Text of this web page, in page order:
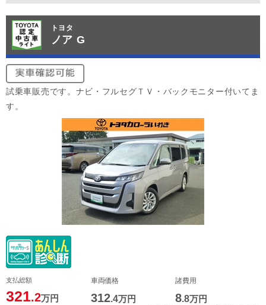
トヨタ
ノア G
試乗車販売です。ナビ・フルセグＴＶ・バックモニター付いてま
す。
支払総額
321.2万円
車両価格
312.4万円
諸費用
8.8万円